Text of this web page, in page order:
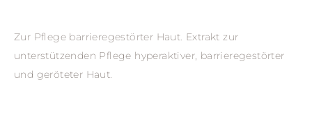
Zur Pflege barrieregestörter Haut. Extrakt zur
unterstützenden Pflege hyperaktiver, barrieregestörter
und geröteter Haut.